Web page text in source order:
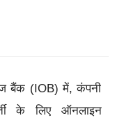
बैंक (IOB) में, कंपनी
के लिए ऑनलाइन